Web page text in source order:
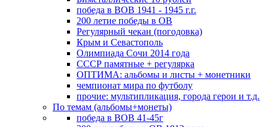
победа в ВОВ 1941 - 1945 г.г.
200 летие победы в ОВ
Регулярный чекан (погодовка)
Крым и Севастополь
Олимпиада Сочи 2014 года
СССР памятные + регулярка
ОПТИМА: альбомы и листы + монетники
чемпионат мира по футболу
прочие: мультипликация, города герои и т.д.
По темам (альбомы+монеты)
победа в ВОВ 41-45г